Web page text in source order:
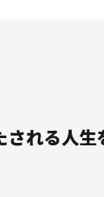
れる人生